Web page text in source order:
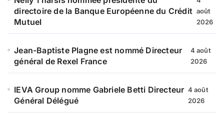
directoire de la Banque Européenne du Crédit
Mutuel
août
2026
Jean-Baptiste Plagne est nommé Directeur
général de Rexel France
4 août
2026
IEVA Group nomme Gabriele Betti Directeur
Général Délégué
4 août
2026